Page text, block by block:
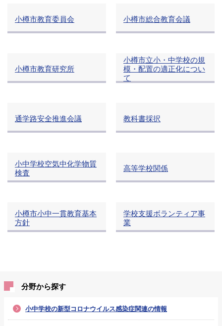
小樽市教育委員会 小樽市総合教育会議
小樽市教育研究所
小樽市立小・中学校の規
模・配置の適正化につい
て
通学路安全推進会議 教科書採択
小中学校空気中化学物質
検査
高等学校関係
小樽市小中一貫教育基本
方針
学校支援ボランティア事
業
分野から探す
小中学校の新型コロナウイルス感染症関連の情報